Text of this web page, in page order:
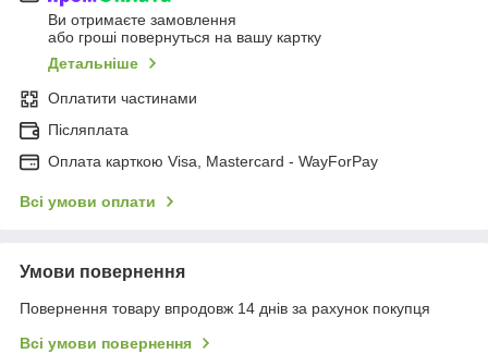
Ви отримаєте замовлення
або гроші повернуться на вашу картку
Детальніше
Оплатити частинами
Післяплата
Оплата карткою Visa, Mastercard - WayForPay
Всі умови оплати
Умови повернення
Повернення товару впродовж 14 днів за рахунок покупця
Всі умови повернення